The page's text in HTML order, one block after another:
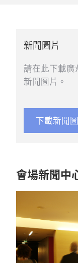
新聞圖片
請在此下載
新聞圖片。
下載新聞
會場新聞中